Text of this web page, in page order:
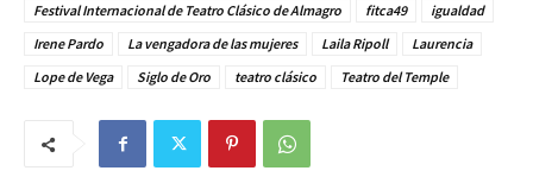
Festival Internacional de Teatro Clásico de Almagro
fitca49
igualdad
Irene Pardo
La vengadora de las mujeres Laila Ripoll
Laurencia
Lope de Vega
Siglo de Oro teatro clásico Teatro del Temple